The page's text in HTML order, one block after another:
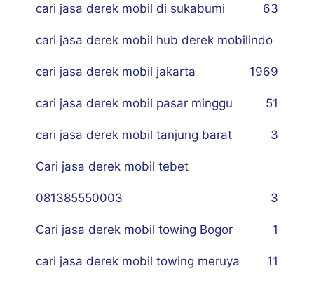
cari jasa derek mobil di sukabumi 63
cari jasa derek mobil hub derek mobilindo
69
cari jasa derek mobil jakarta 19
cari jasa derek mobil pasar minggu 51
cari jasa derek mobil tanjung barat 3
Cari jasa derek mobil tebet
081385550003 3
Cari jasa derek mobil towing Bogor 1
cari jasa derek mobil towing meruya 11